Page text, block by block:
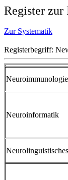
Register zur
Zur Systematik
Registerbegriff:
Neuroimmunologie
Neuroinformatik